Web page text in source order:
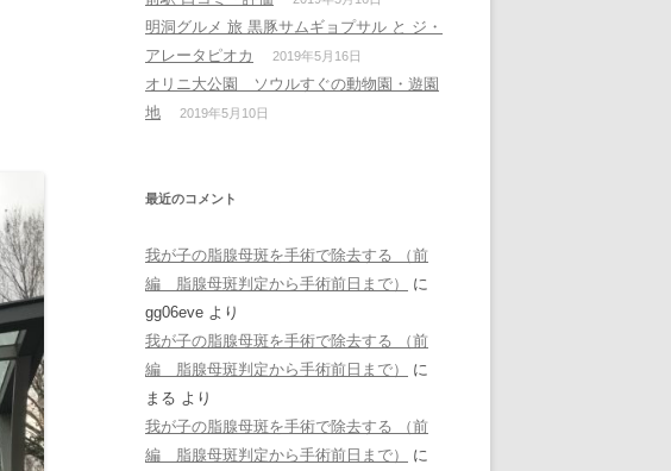
明洞グルメ 旅 黒豚サムギョプサル と ジ・
アレータピオカ
2019年5月16日
オリニ大公園 ソウルすぐの動物園・遊園
地
2019年5月10日
最近のコメント
我が子の脂腺母斑を手術で除去する （前
編 脂腺母斑判定から手術前日まで）
に
gg06eve より
我が子の脂腺母斑を手術で除去する （前
編 脂腺母斑判定から手術前日まで）
に
まる より
我が子の脂腺母斑を手術で除去する （前
編 脂腺母斑判定から手術前日まで）
に